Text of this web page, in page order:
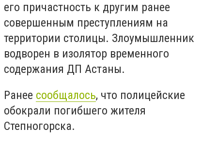
его причастность к другим ранее
совершенным преступлениям на
территории столицы. Злоумышленник
водворен в изолятор временного
содержания ДП Астаны.
Ранее сообщалось, что полицейские
обокрали погибшего жителя
Степногорска.